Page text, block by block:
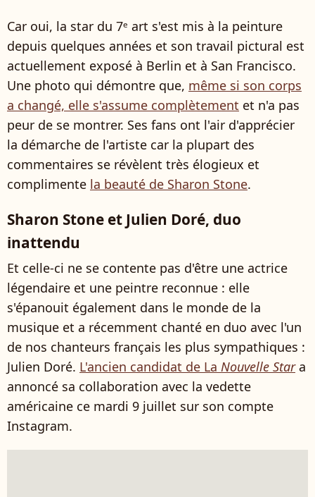
Car oui, la star du 7ᵉ art s'est mis à la peinture
depuis quelques années et son travail pictural est
actuellement exposé à Berlin et à San Francisco.
Une photo qui démontre que, même si son corps
a changé, elle s'assume complètement et n'a pas
peur de se montrer. Ses fans ont l'air d'apprécier
la démarche de l'artiste car la plupart des
commentaires se révèlent très élogieux et
complimente la beauté de Sharon Stone.
Sharon Stone et Julien Doré, duo
inattendu
Et celle-ci ne se contente pas d'être une actrice
légendaire et une peintre reconnue : elle
s'épanouit également dans le monde de la
musique et a récemment chanté en duo avec l'un
de nos chanteurs français les plus sympathiques :
Julien Doré. L'ancien candidat de La Nouvelle Stara
annoncé sa collaboration avec la vedette
américaine ce mardi 9 juillet sur son compte
Instagram.